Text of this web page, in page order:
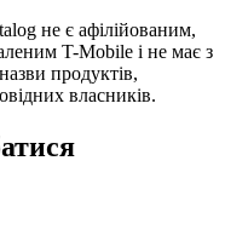
не є афілійованим,
T-Mobile і не має з
продуктів,
власників.